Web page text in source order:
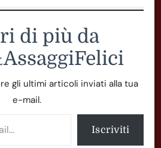
di più da
gli ultimi articoli inviati alla tua
e-mail.
Iscriviti